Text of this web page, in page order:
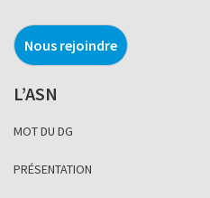
Nous rejoindre
L’ASN
MOT DU DG
PRÉSENTATION